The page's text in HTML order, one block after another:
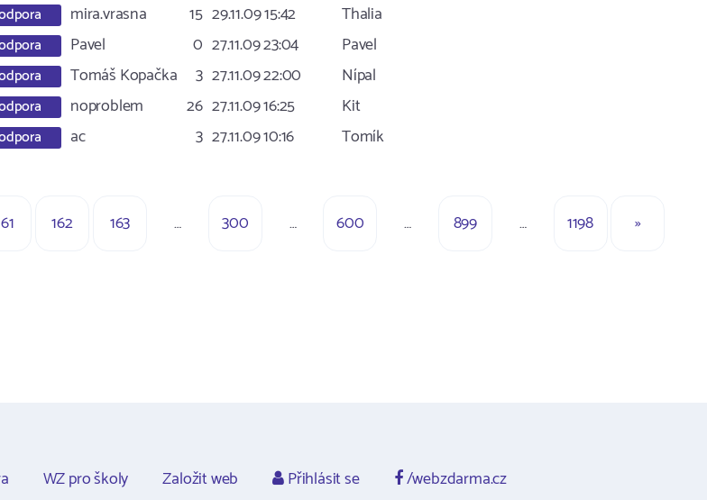
mira.vrasna 15 29.11.09 15:42
Thalia
Pavel 0 27.11.09 23:04
Pavel
Tomáš Kopačka 3 27.11.09 22:00
Nípal
noproblem 26 27.11.09 16:25
Kit
ac 3 27.11.09 10:16 Tomík
162 163 … 300 … 600 … 899 … 1198 »
WZ pro školy Založit web Přihlásit se /webzdarma.cz